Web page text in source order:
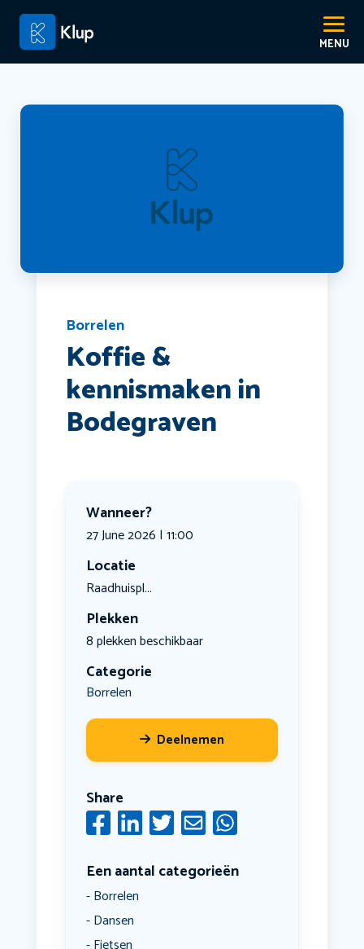
Borrelen
Koffie &
kennismaken in
Bodegraven
Wanneer?
27 June 2026 | 11:00
Locatie
Raadhuispl...
Plekken
8 plekken beschikbaar
Categorie
Borrelen
Deelnemen
Share
Een aantal categorieën
Borrelen
Dansen